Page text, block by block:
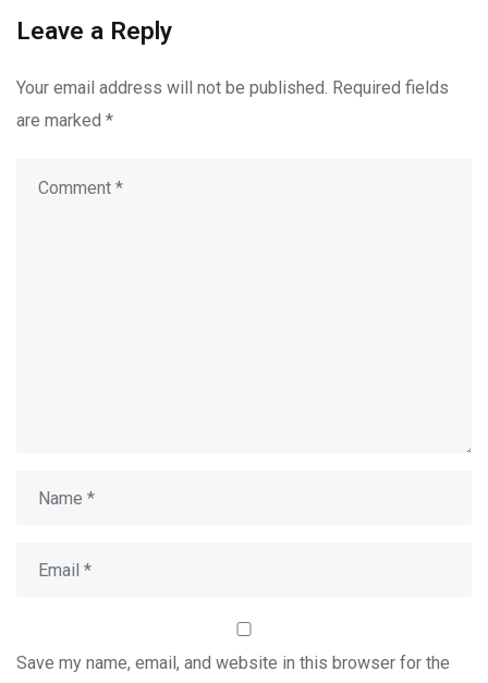
Leave a Reply
Your email address will not be published. Required fields
are marked *
Save my name, email, and website in this browser for the